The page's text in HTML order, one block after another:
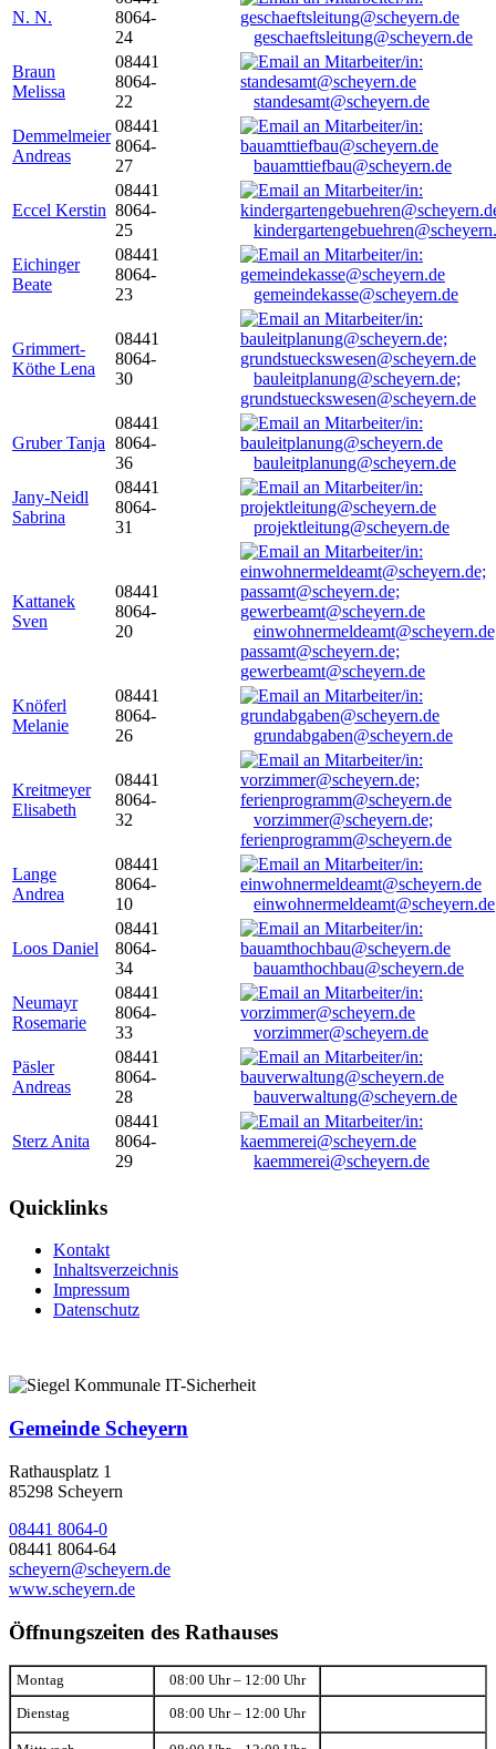
N. N.
8064-
24
geschaeftsleitung@scheyern.de
Braun
Melissa
08441
8064-
22
standesamt@scheyern.de
Demmelmeier
Andreas
08441
8064-
27
bauamttiefbau@scheyern.de
Eccel Kerstin
08441
8064-
25
Eichinger
Beate
08441
8064-
23
gemeindekasse@scheyern.de
Grimmert-
Köthe Lena
08441
8064-
30
bauleitplanung@scheyern.de;
grundstueckswesen@scheyern.de
Gruber Tanja
08441
8064-
36
bauleitplanung@scheyern.de
Jany-Neidl
Sabrina
08441
8064-
31
projektleitung@scheyern.de
Kattanek
Sven
08441
8064-
20
passamt@scheyern.de;
gewerbeamt@scheyern.de
Knöferl
Melanie
08441
8064-
26
grundabgaben@scheyern.de
Kreitmeyer
Elisabeth
08441
8064-
32
vorzimmer@scheyern.de;
ferienprogramm@scheyern.de
Lange
Andrea
08441
8064-
10
einwohnermeldeamt@scheyern.de
Loos Daniel
08441
8064-
34
bauamthochbau@scheyern.de
Neumayr
Rosemarie
08441
8064-
33
vorzimmer@scheyern.de
Päsler
Andreas
08441
8064-
28
bauverwaltung@scheyern.de
Sterz Anita
08441
8064-
29
kaemmerei@scheyern.de
Quicklinks
Kontakt
Inhaltsverzeichnis
Impressum
Datenschutz
Gemeinde Scheyern
Rathausplatz 1
85298 Scheyern
08441 8064-0
08441 8064-64
scheyern@scheyern.de
www.scheyern.de
Öffnungszeiten des Rathauses
Montag 08:00 Uhr – 12:00 Uhr
Dienstag 08:00 Uhr – 12:00 Uhr